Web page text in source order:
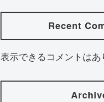
Recent
表示できるコメントはあ